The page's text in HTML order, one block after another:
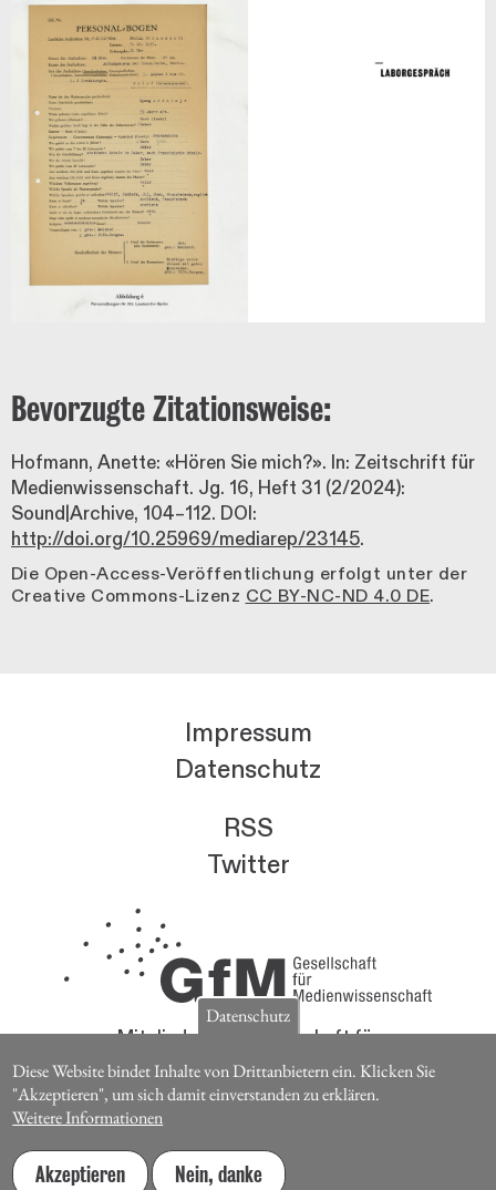
Bevorzugte Zitationsweise:
Hofmann, Anette: «Hören Sie mich?». In: Zeitschrift für
Medienwissenschaft. Jg. 16, Heft 31 (2/2024):
Sound|Archive, 104–112. DOI:
http://doi.org/10.25969/mediarep/23145.
Die Open-Access-Veröffentlichung erfolgt unter der
Creative Commons-Lizenz CC BY-NC-ND 4.0 DE.
Impressum
Datenschutz
RSS
Twitter
Mitglieder der Gesellschaft für
Medienwissenschaft erhalten die Zeitschrift für
Medienwissenschaft kostenlos.
Jetzt Mitglied werden
Datenschutz
Diese Website bindet Inhalte von Drittanbietern ein. Klicken Sie
"Akzeptieren", um sich damit einverstanden zu erklären.
Weitere Informationen
Akzeptieren Nein, danke